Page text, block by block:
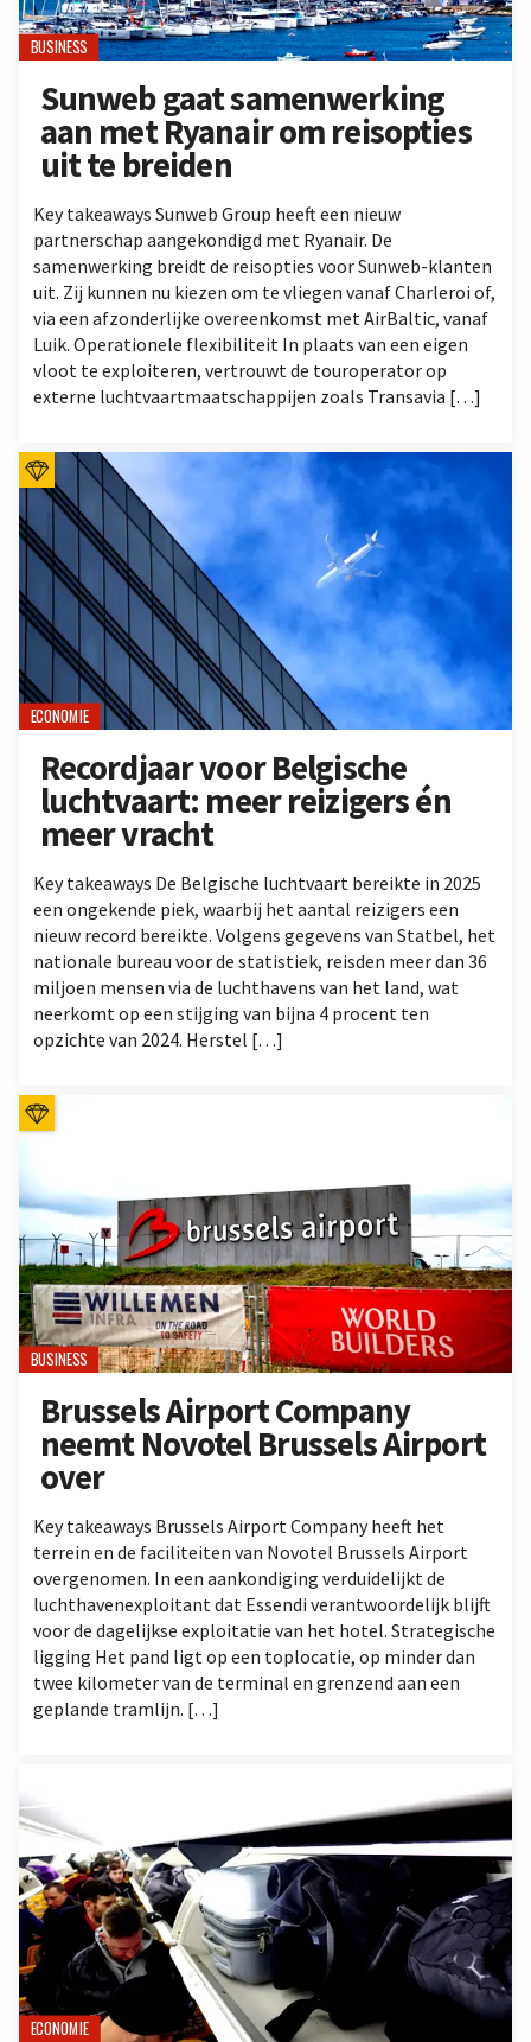
BUSINESS
Sunweb gaat samenwerking
aan met Ryanair om reisopties
uit te breiden
Key takeaways Sunweb Group heeft een nieuw
partnerschap aangekondigd met Ryanair. De
samenwerking breidt de reisopties voor Sunweb-klanten
uit. Zij kunnen nu kiezen om te vliegen vanaf Charleroi of,
via een afzonderlijke overeenkomst met AirBaltic, vanaf
Luik. Operationele flexibiliteit In plaats van een eigen
vloot te exploiteren, vertrouwt de touroperator op
externe luchtvaartmaatschappijen zoals Transavia […]
ECONOMIE
Recordjaar voor Belgische
luchtvaart: meer reizigers én
meer vracht
Key takeaways De Belgische luchtvaart bereikte in 2025
een ongekende piek, waarbij het aantal reizigers een
nieuw record bereikte. Volgens gegevens van Statbel, het
nationale bureau voor de statistiek, reisden meer dan 36
miljoen mensen via de luchthavens van het land, wat
neerkomt op een stijging van bijna 4 procent ten
opzichte van 2024. Herstel […]
BUSINESS
Brussels Airport Company
neemt Novotel Brussels Airport
over
Key takeaways Brussels Airport Company heeft het
terrein en de faciliteiten van Novotel Brussels Airport
overgenomen. In een aankondiging verduidelijkt de
luchthavenexploitant dat Essendi verantwoordelijk blijft
voor de dagelijkse exploitatie van het hotel. Strategische
ligging Het pand ligt op een toplocatie, op minder dan
twee kilometer van de terminal en grenzend aan een
geplande tramlijn. […]
ECONOMIE